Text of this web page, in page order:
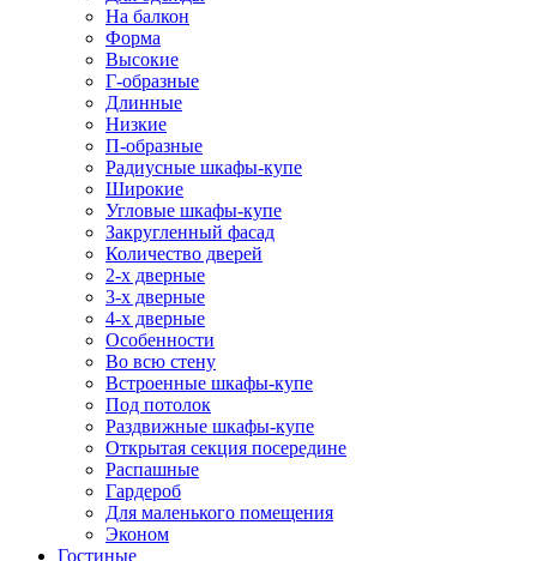
На балкон
Форма
Высокие
Г-образные
Длинные
Низкие
П-образные
Радиусные шкафы-купе
Широкие
Угловые шкафы-купе
Закругленный фасад
Количество дверей
2-х дверные
3-х дверные
4-х дверные
Особенности
Во всю стену
Встроенные шкафы-купе
Под потолок
Раздвижные шкафы-купе
Открытая секция посередине
Распашные
Гардероб
Для маленького помещения
Эконом
Гостиные